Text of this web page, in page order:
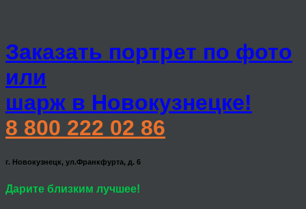
Заказать портрет по фото
или
шарж в Новокузнецке!
8 800 222 02 86
г. Новокузнецк, ул.Франкфурта, д. 6
Дарите близким лучшее!